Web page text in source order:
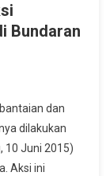
Bundaran
dan
dilakukan
10 Juni 2015)
Aksi ini